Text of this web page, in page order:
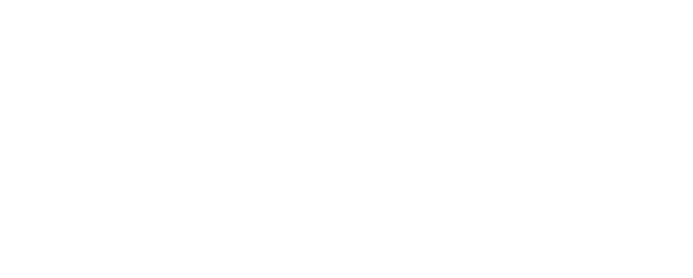
ます。予めご了承下さい。
い場合はお問い合せよりご連絡下さい。
。